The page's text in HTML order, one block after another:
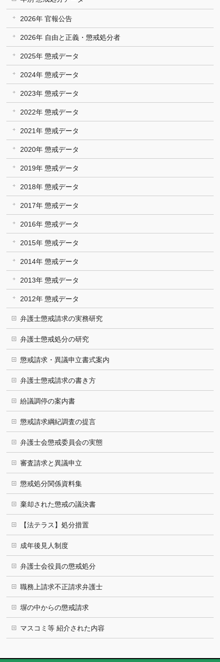
2026年 官報公告
2026年 自由と正義・懲戒処分者
2025年 懲戒データ
2024年 懲戒データ
2023年 懲戒データ
2022年 懲戒データ
2021年 懲戒データ
2020年 懲戒データ
2019年 懲戒データ
2018年 懲戒データ
2017年 懲戒データ
2016年 懲戒データ
2015年 懲戒データ
2014年 懲戒データ
2013年 懲戒データ
2012年 懲戒データ
弁護士懲戒請求の実務研究
弁護士懲戒処分の研究
懲戒請求・異議申立書式案内
弁護士懲戒請求の書き方
紛議調停の案内書
懲戒請求綱紀調査の提言
弁護士会懲戒委員会の実態
審査請求と異議申立
懲戒処分関係資料集
棄却された懲戒の議決書
【法テラス】処分措置
成年後見人制度
弁護士会役員の懲戒処分
職務上請求不正請求弁護士
塀の中からの懲戒請求
マスコミ等 紹介された内容